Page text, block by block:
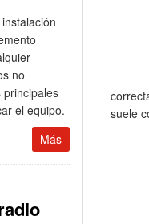
no
el equipo.
Más
suele